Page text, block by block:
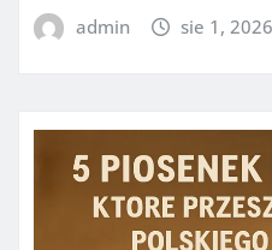
admin sie 1, 2026